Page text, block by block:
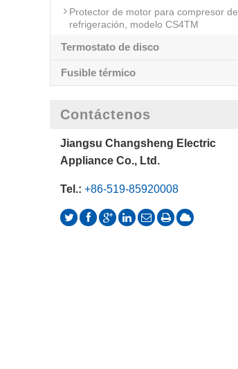
Protector de motor para compresor de
refrigeración, modelo CS4TM
Termostato de disco
Fusible térmico
Contáctenos
Jiangsu Changsheng Electric
Appliance Co., Ltd.
Tel.: +86-519-85920008